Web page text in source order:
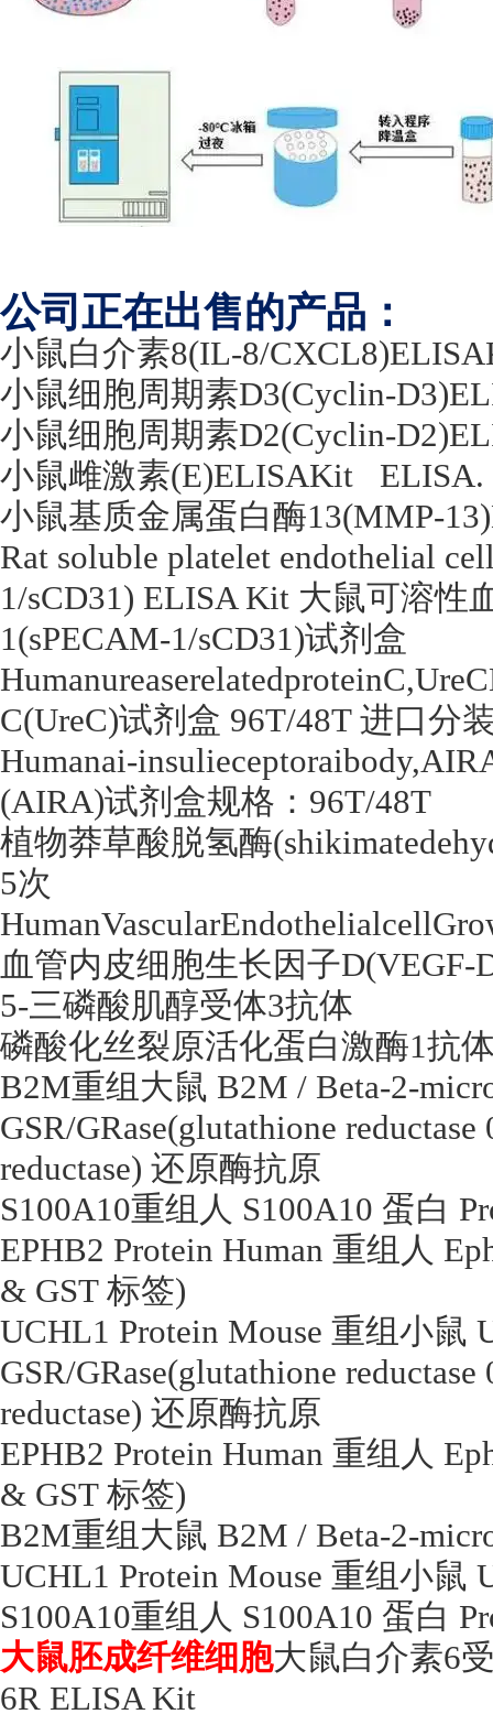
公司正在出售的产品：
小鼠白介素8(IL-8/
小鼠细胞周期素D3(Cyclin-
小鼠细胞周期素D2(Cyclin-
小鼠雌激素(E)ELISAKit
ELISA.
小鼠基质金属蛋白酶13(MMP-
Rat soluble platelet endothelial
1/sCD31) ELISA Kit 大鼠可溶性
1(sPECAM-1/sCD31)试剂盒
C(UreC)试剂盒 96T/48T 进口分
Humanai-
(AIRA)试剂盒规格： 96T/48T
植物莽草酸脱氢酶
5次
血管内皮细胞生长因子D(VEGF-
5-三磷酸肌醇受体3抗体
磷酸化丝裂原活化蛋白激酶1抗
B2M重组大鼠 B2M / Beta-2-
GSR/GRase(glutathione
reductase) 还原酶抗原
S100A10重组人 S100A10 蛋白
EPHB2 Protein Human 重组人
& GST 标签)
UCHL1 Protein Mouse 重组小鼠
GSR/GRase(glutathione
reductase) 还原酶抗原
EPHB2 Protein Human 重组人
& GST 标签)
B2M重组大鼠 B2M / Beta-2-
UCHL1 Protein Mouse 重组小鼠
S100A10重组人 S100A10 蛋白
大鼠胚成纤维细胞大鼠白介素6
6R ELISA Kit